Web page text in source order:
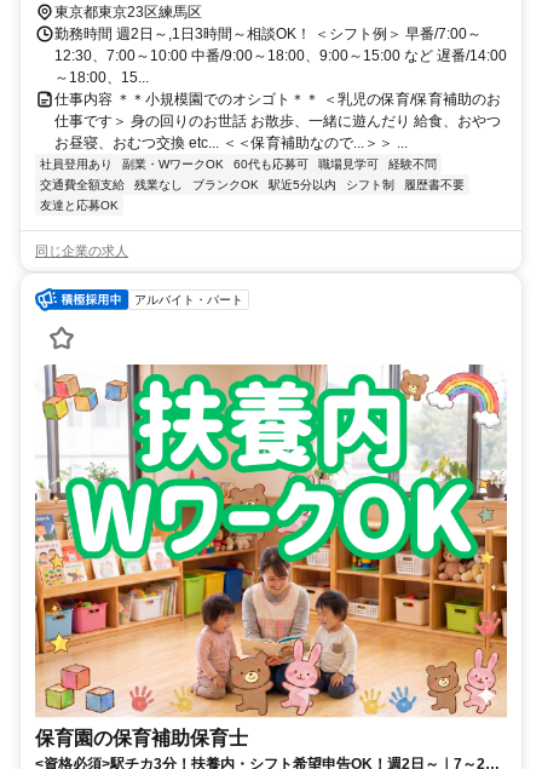
東京都東京23区練馬区
勤務時間 週2日～,1日3時間～相談OK！ ＜シフト例＞ 早番/7:00～
12:30、7:00～10:00 中番/9:00～18:00、9:00～15:00 など 遅番/14:00
～18:00、15...
仕事内容 ＊＊小規模園でのオシゴト＊＊ ＜乳児の保育/保育補助のお
仕事です＞ 身の回りのお世話 お散歩、一緒に遊んだり 給食、おやつ
お昼寝、おむつ交換 etc... ＜＜保育補助なので...＞＞ ...
社員登用あり 副業・WワークOK 60代も応募可 職場見学可
経験不問
交通費全額支給
残業なし ブランクOK 駅近5分以内 シフト制
履歴書不要
友達と応募OK
同じ企業の求人
アルバイト・パート
保育園の保育補助保育士
<資格必須>駅チカ3分！扶養内・シフト希望申告OK！週2日～｜7～20